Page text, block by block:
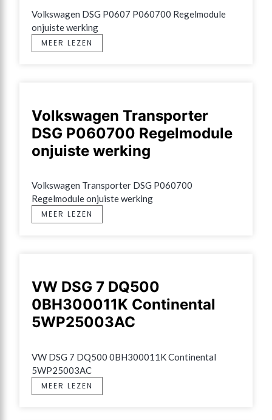
Volkswagen DSG P0607 P060700 Regelmodule
onjuiste werking
MEER LEZEN
Volkswagen Transporter
DSG P060700 Regelmodule
onjuiste werking
Volkswagen Transporter DSG P060700
Regelmodule onjuiste werking
MEER LEZEN
VW DSG 7 DQ500
0BH300011K Continental
5WP25003AC
VW DSG 7 DQ500 0BH300011K Continental
5WP25003AC
MEER LEZEN